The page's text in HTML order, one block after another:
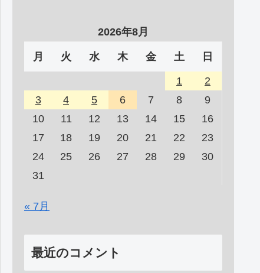
2026年8月
月 火 水 木 金 土 日
1
2
3
4 5 6 7 8
9
10
11 12 13 14 15
16
17
18 19 20 21 22
23
24
25 26 27 28 29
30
31
« 7月
最近のコメント